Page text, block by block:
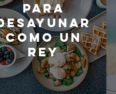
Para
como un
rey